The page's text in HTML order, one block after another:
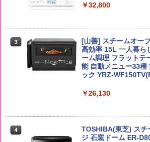
野沢農産 無洗米 青
5kg 長野県産 令和7
￥3,980
￥3,396
3
角ハイボール
イスキー ハイボール
￥4,927
容量 4リットル
￥4,274
￥1,288
3
国分 tabete だし麺
し 塩らーめん
￥2,323
らに塩分控えめ
￥32,800
3
[山善] スチームオー
高効率 15L 一人暮ら
ーム調理 フラットテ
能 自動メニュー33種
ック YRZ-
￥26,130
4
TOSHIBA(東芝) スチ
ジ 石窯ドーム ER-